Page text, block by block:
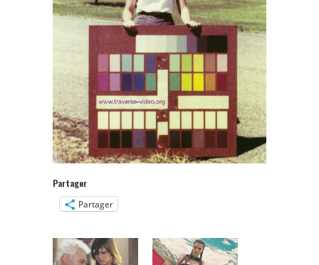
Partager
Partager